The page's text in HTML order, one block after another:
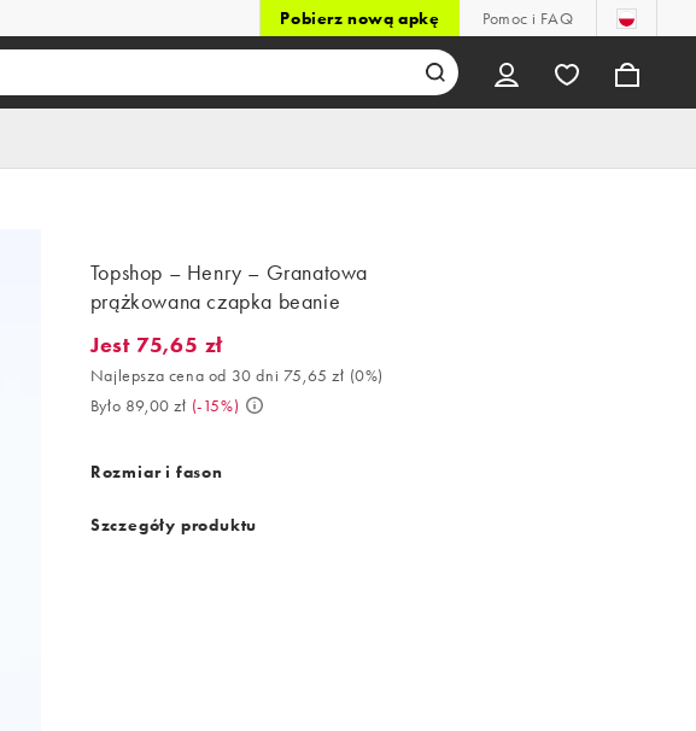
Pobierz nową apkę Pomoc i FAQ
Topshop – Henry – Granatowa
prążkowana czapka beanie
Jest 75,65 zł. Najlepsza cena od 30 dni 75,65 zł (0%). Było 89,00 zł. (-
Jest 75,65 zł
Najlepsza cena od 30 dni 75,65 zł (0%)
Było 89,00 zł (-15%)
Rozmiar i fason
Szczegóły produktu